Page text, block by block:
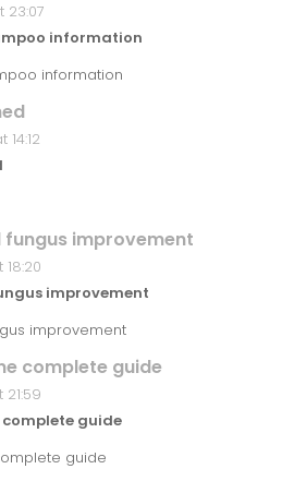
23:07
information
information
improvement
improvement
improvement
complete guide
guide
guide